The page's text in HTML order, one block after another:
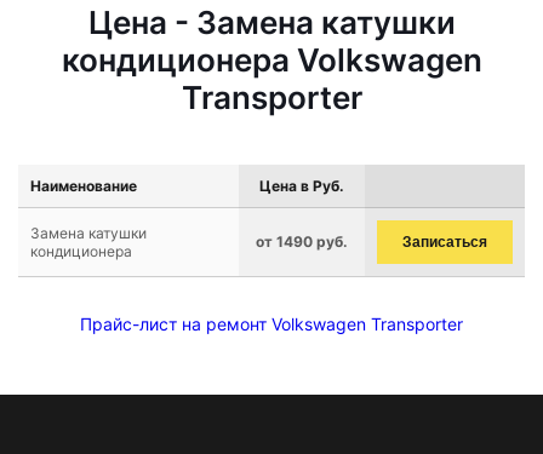
Цена - Замена катушки
кондиционера Volkswagen
Transporter
Наименование Цена в Руб.
Замена катушки
кондиционера
от 1490 руб. Записаться
Прайс-лист на ремонт Volkswagen Transporter